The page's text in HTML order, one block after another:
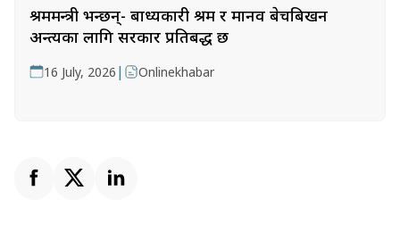
श्रममन्त्री भन्छन्- बाध्यकारी श्रम र मानव बेचबिखन
अन्त्यका लागि सरकार प्रतिबद्ध छ
16 July, 2026 | Onlinekhabar